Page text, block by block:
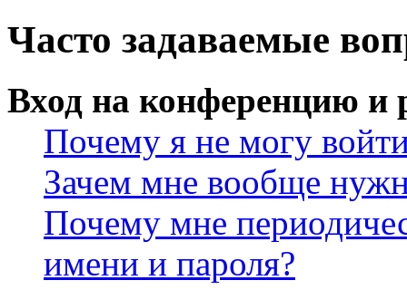
Часто задаваемые
Вход на конференцию и
Почему я не могу
Зачем мне вообще
Почему мне
имени и пароля?